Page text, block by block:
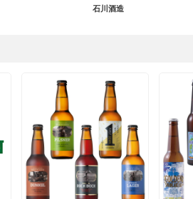
石川酒造